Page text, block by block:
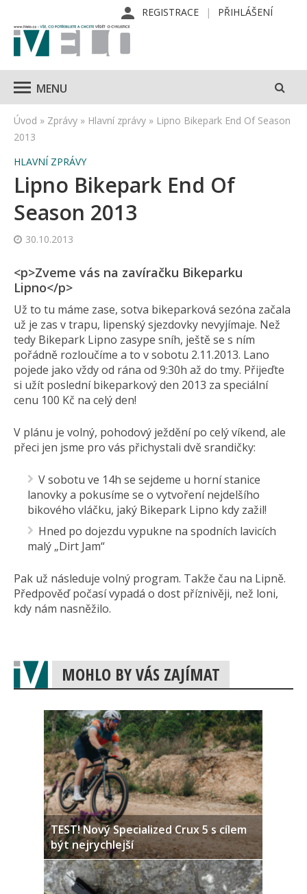
REGISTRACE PŘIHLÁŠENÍ
MENU
Úvod » Zprávy » Hlavní zprávy » Lipno Bikepark End Of Season
2013
HLAVNÍ ZPRÁVY
Lipno Bikepark End Of
Season 2013
30.10.2013
<p>Zveme vás na zavíračku Bikeparku
Lipno</p>
Už to tu máme zase, sotva bikeparková sezóna začala
už je zas v trapu, lipenský sjezdovky nevyjímaje. Než
tedy Bikepark Lipno zasype sníh, ještě se s ním
pořádně rozloučíme a to v sobotu 2.11.2013. Lano
pojede jako vždy od rána od 9:30h až do tmy. Přijeďte
si užít poslední bikeparkový den 2013 za speciální
cenu 100 Kč na celý den!
V plánu je volný, pohodový ježdění po celý víkend, ale
přeci jen jsme pro vás přichystali dvě srandičky:
V sobotu ve 14h se sejdeme u horní stanice
lanovky a pokusíme se o vytvoření nejdelšího
bikového vláčku, jaký Bikepark Lipno kdy zažil!
Hned po dojezdu vypukne na spodních lavicích
malý „Dirt Jam“
Pak už následuje volný program. Takže čau na Lipně.
Předpověď počasí vypadá o dost příznivěji, než loni,
kdy nám nasněžilo.
MOHLO BY VÁS ZAJÍMAT
TEST! Nový Specialized Crux 5 s cílem
být nejrychlejší